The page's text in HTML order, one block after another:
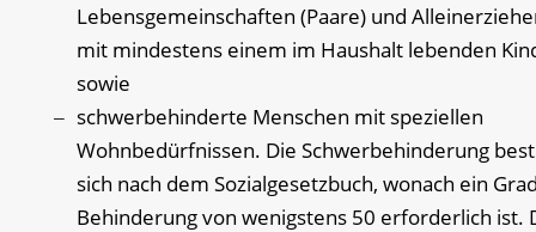
Lebensgemeinschaften (Paare) und
mit mindestens einem im Haushalt lebenden
sowie
schwerbehinderte Menschen mit speziellen
Wohnbedürfnissen. Die Schwerbehinderung
sich nach dem Sozialgesetzbuch, wonach ein
Behinderung von wenigstens 50 erforderlich ist.